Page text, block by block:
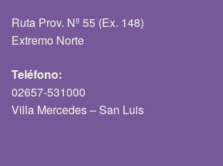
Ruta Prov. Nº 55 (Ex. 148)
Extremo Norte
Teléfono:
02657-531000
Villa Mercedes – San Luis